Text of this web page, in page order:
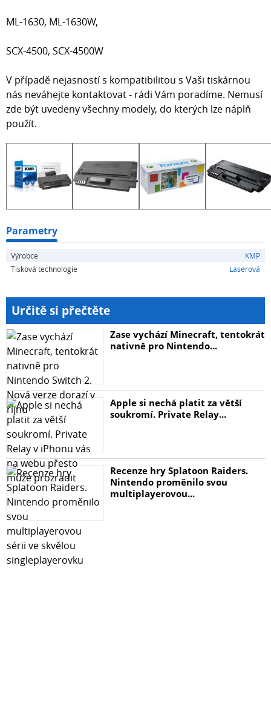
ML-1630, ML-1630W,
SCX-4500, SCX-4500W
V případě nejasností s kompatibilitou s Vaši tiskárnou
nás neváhejte kontaktovat - rádi Vám poradíme. Nemusí
zde být uvedeny všechny modely, do kterých lze náplň
použít.
Parametry
Výrobce
KMP
Tisková technologie
Laserová
Určitě si přečtěte
Zase vychází Minecraft, tentokrát
nativně pro Nintendo...
Apple si nechá platit za větší
soukromí. Private Relay...
Recenze hry Splatoon Raiders.
Nintendo proměnilo svou
multiplayerovou...